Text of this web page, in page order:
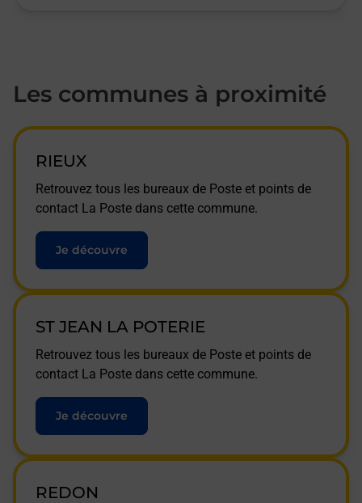
Les communes à proximité
RIEUX
Retrouvez tous les bureaux de Poste et points de
contact La Poste dans cette commune.
Je découvre
ST JEAN LA POTERIE
Retrouvez tous les bureaux de Poste et points de
contact La Poste dans cette commune.
Je découvre
REDON